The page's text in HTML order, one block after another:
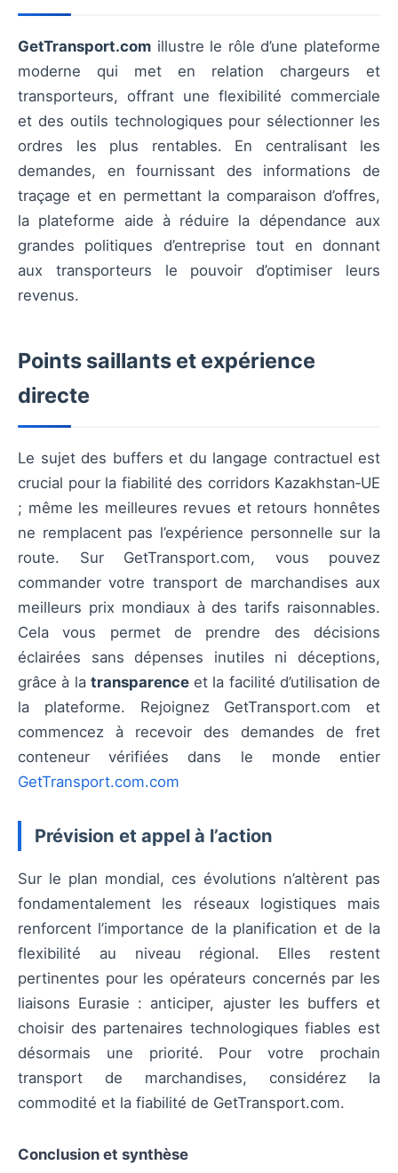
GetTransport.com illustre le rôle d’une plateforme
moderne qui met en relation chargeurs et
transporteurs, offrant une flexibilité commerciale
et des outils technologiques pour sélectionner les
ordres les plus rentables. En centralisant les
demandes, en fournissant des informations de
traçage et en permettant la comparaison d’offres,
la plateforme aide à réduire la dépendance aux
grandes politiques d’entreprise tout en donnant
aux transporteurs le pouvoir d’optimiser leurs
revenus.
Points saillants et expérience
directe
Le sujet des buffers et du langage contractuel est
crucial pour la fiabilité des corridors Kazakhstan‑UE
; même les meilleures revues et retours honnêtes
ne remplacent pas l’expérience personnelle sur la
route. Sur GetTransport.com, vous pouvez
commander votre transport de marchandises aux
meilleurs prix mondiaux à des tarifs raisonnables.
Cela vous permet de prendre des décisions
éclairées sans dépenses inutiles ni déceptions,
grâce à la transparenceet la facilité d’utilisation de
la plateforme. Rejoignez GetTransport.com et
commencez à recevoir des demandes de fret
conteneur vérifiées dans le monde entier
GetTransport.com.com
Prévision et appel à l’action
Sur le plan mondial, ces évolutions n’altèrent pas
fondamentalement les réseaux logistiques mais
renforcent l’importance de la planification et de la
flexibilité au niveau régional. Elles restent
pertinentes pour les opérateurs concernés par les
liaisons Eurasie : anticiper, ajuster les buffers et
choisir des partenaires technologiques fiables est
désormais une priorité. Pour votre prochain
transport de marchandises, considérez la
commodité et la fiabilité de GetTransport.com.
Conclusion et synthèse